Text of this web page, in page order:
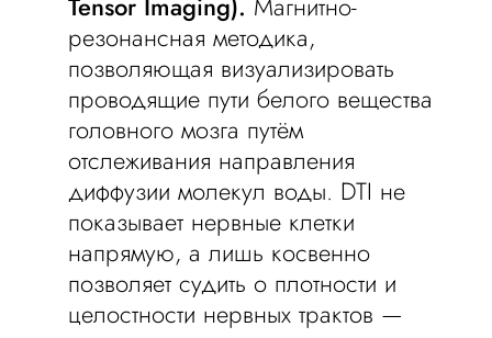
резонансная методика,
позволяющая визуализировать
проводящие пути белого вещества
головного мозга путём
отслеживания направления
диффузии молекул воды. DTI не
показывает нервные клетки
напрямую, а лишь косвенно
позволяет судить о плотности и
целостности нервных трактов —